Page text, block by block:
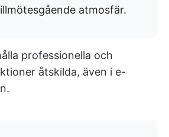
atmosfär.
professionella och
åtskilda, även i e-